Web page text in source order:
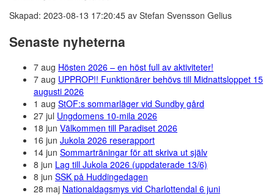
Skapad: 2023-08-13 17:20:45 av Stefan Svensson Gelius
Senaste nyheterna
7 aug Hösten 2026 – en höst full av aktiviteter!
7 aug UPPROP!! Funktionärer behövs till Midnattsloppet 15
augusti 2026
1 aug StOF:s sommarläger vid Sundby gård
27 jul Ungdomens 10-mila 2026
18 jun Välkommen till Paradiset 2026
16 jun Jukola 2026 reserapport
14 jun Sommarträningar för att skriva ut själv
8 jun Lag till Jukola 2026 (uppdaterade 13/6)
8 jun SSK på Huddingedagen
28 maj Nationaldagsmys vid Charlottendal 6 juni